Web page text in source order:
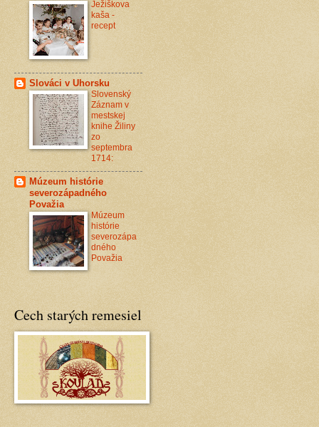
Ježiškova
kaša -
recept
Slováci v Uhorsku
Slovenský
Záznam v
mestskej
knihe Žiliny
zo
septembra
1714:
Múzeum histórie
severozápadného
Považia
Múzeum
histórie
severozápa
dného
Považia
Cech starých remesiel